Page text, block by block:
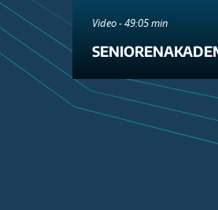
Video - 49:05 min